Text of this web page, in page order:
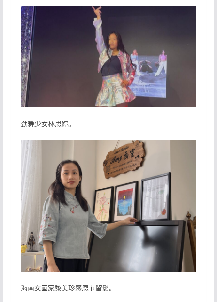
劲舞少女林思婷。
海南女画家黎美珍感恩节留影。